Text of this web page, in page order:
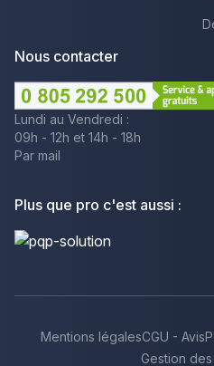
Nous contacter
Lundi au Vendredi :
09h - 12h et 14h - 18h
Par mail
Plus que pro c'est aussi :
Mentions légalesCGU - Avis
Gestion